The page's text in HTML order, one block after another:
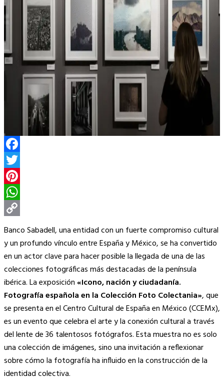
Facebook
Twitter
Pinterest
WhatsApp
Copy
Link
Banco Sabadell, una entidad con un fuerte compromiso cultural
y un profundo vínculo entre España y México, se ha convertido
en un actor clave para hacer posible la llegada de una de las
colecciones fotográficas más destacadas de la península
ibérica. La exposición«Icono, nación y ciudadanía.
Fotografía española en la Colección Foto Colectania», que
se presenta en el Centro Cultural de España en México (CCEMx),
es un evento que celebra el arte y la conexión cultural a través
del lente de 36 talentosos fotógrafos. Esta muestra no es solo
una colección de imágenes, sino una invitación a reflexionar
sobre cómo la fotografía ha influido en la construcción de la
identidad colectiva.